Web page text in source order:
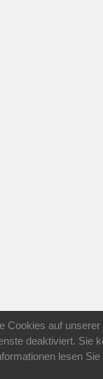
Cookies auf
deaktiviert. Sie
lesen